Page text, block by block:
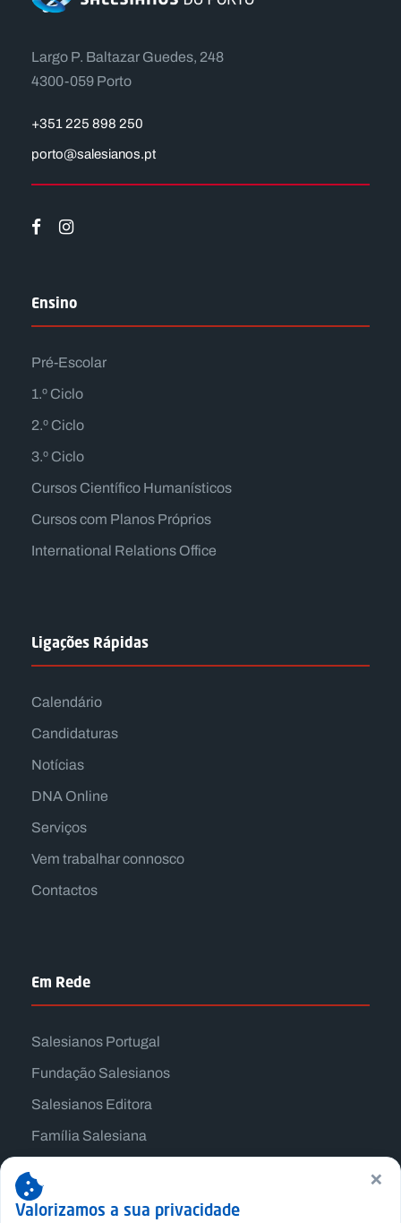
Largo P. Baltazar Guedes, 248
4300-059 Porto
+351 225 898 250
porto@salesianos.pt
Ensino
Pré-Escolar
1.º Ciclo
2.º Ciclo
3.º Ciclo
Cursos Científico Humanísticos
Cursos com Planos Próprios
International Relations Office
Ligações Rápidas
Calendário
Candidaturas
Notícias
DNA Online
Serviços
Vem trabalhar connosco
Contactos
Em Rede
Salesianos Portugal
Fundação Salesianos
Salesianos Editora
Família Salesiana
Jogos Nacionais Salesianos
×
Valorizamos a sua privacidade